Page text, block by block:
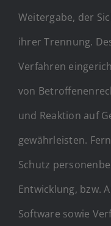
Weitergabe, der
ihrer Trennung.
Verfahren
von
und Reaktion auf
gewährleisten.
Schutz
Entwicklung, bzw.
Software sowie